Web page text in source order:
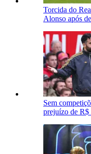
Torcida do
Alonso após
Sem
prejuízo de R$